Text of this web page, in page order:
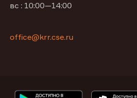
вс : 10:00—14:00
office@krr.cse.ru